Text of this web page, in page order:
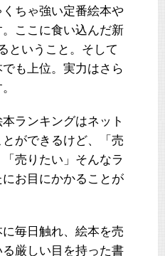
ちゃ強い定番絵本や
ここに食い込んだ新
ということ。そして
も上位。実力はさら
ランキングはネット
ができるけど、「売
売りたい」そんなラ
お目にかかることが
毎日触れ、絵本を売
厳しい目を持った書